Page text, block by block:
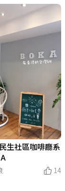
生社區咖啡廳系
14